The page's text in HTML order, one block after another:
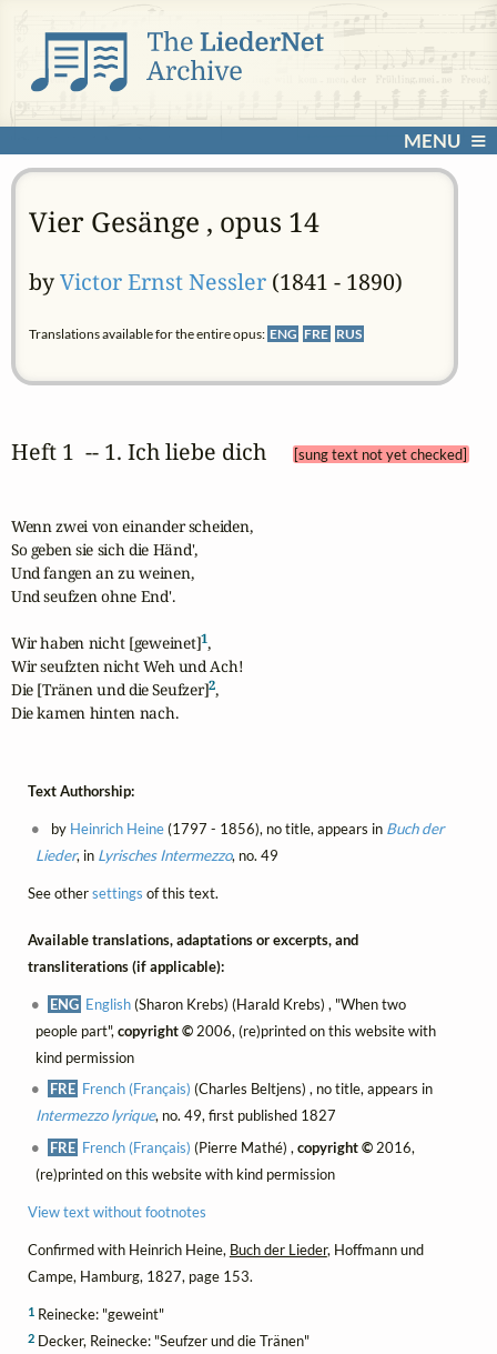
MENU
Vier Gesänge , opus 14
byVictor Ernst Nessler(1841 - 1890)
Translations available for the entire opus: ENG FRE RUS
Heft 1  -- 1. Ich liebe dich [sung text not yet checked]
Wenn zwei von einander scheiden,
So geben sie sich die Händ',
Und fangen an zu weinen,
Und seufzen ohne End'.
Wir haben nicht [geweinet]1,
Wir seufzten nicht Weh und Ach!
Die [Tränen und die Seufzer]2,
Die kamen hinten nach.
Text Authorship:
by Heinrich Heine(1797 - 1856), no title, appears in Buch der
Lieder, in Lyrisches Intermezzo, no. 49
See othersettings of this text.
Available translations, adaptations or excerpts, and
transliterations (if applicable):
ENG English(Sharon Krebs) (Harald Krebs) , "When two
people part",copyright ©2006, (re)printed on this website with
kind permission
FRE French (Français) (Charles Beltjens) , no title, appears in
Intermezzo lyrique, no. 49, first published 1827
FRE French (Français) (Pierre Mathé) ,copyright © 2016,
(re)printed on this website with kind permission
View text without footnotes
Confirmed with Heinrich Heine, Buch der Lieder, Hoffmann und
Campe, Hamburg, 1827, page 153.
1Reinecke: "geweint"
2Decker, Reinecke: "Seufzer und die Tränen"